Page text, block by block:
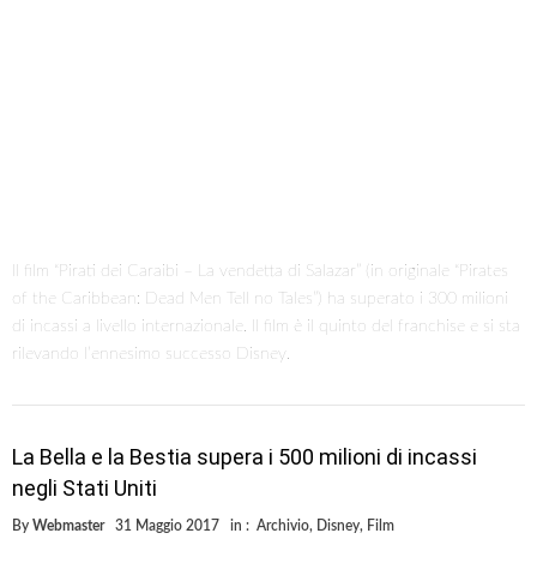
Il film “Pirati dei Caraibi – La vendetta di Salazar” (in originale “Pirates
of the Caribbean: Dead Men Tell no Tales”) ha superato i 300 milioni
di incassi a livello internazionale. Il film è il quinto del franchise e si sta
rilevando l’ennesimo successo Disney.
La Bella e la Bestia supera i 500 milioni di incassi
negli Stati Uniti
By Webmaster 31 Maggio 2017 in : Archivio, Disney, Film